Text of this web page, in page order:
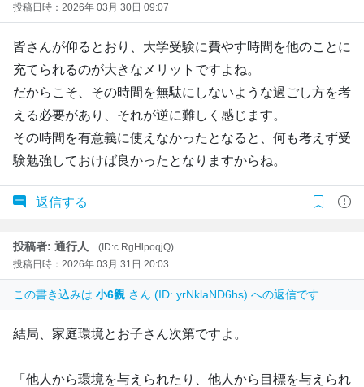
投稿日時：2026年 03月 30日 09:07
皆さんが仰るとおり、大学受験に費やす時間を他のことに
充てられるのが大きなメリットですよね。
だからこそ、その時間を無駄にしないような過ごし方を考
える必要があり、それが逆に難しく感じます。
その時間を有意義に使えなかったとなると、何も考えず受
験勉強しておけば良かったとなりますからね。
返信する
投稿者: 通行人
(ID:c.RgHlpoqjQ)
投稿日時：2026年 03月 31日 20:03
この書き込みは 小6親 さん (ID: yrNklaND6hs) への返信です
結局、家庭環境とお子さん次第ですよ。
「他人から環境を与えられたり、他人から目標を与えられ